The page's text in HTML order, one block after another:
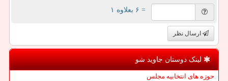
= ۶ بعلاوه ۱
ارسال نظر
لینک دوستان جاوید شو
حوزه های انتخابیه مجلس